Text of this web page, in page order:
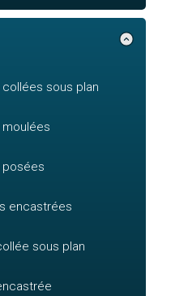
sous plan
posées
encastrées
sous plan